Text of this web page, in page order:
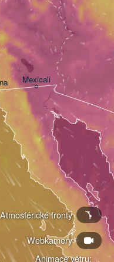
Animace větru:
Webkamery
Atmosférické fronty
Mexicali